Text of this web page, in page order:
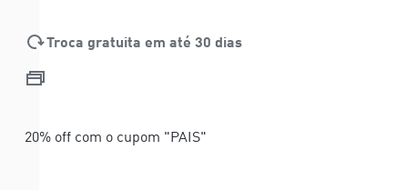
Troca gratuita em até 30 dias
20% off com o cupom "PAIS"